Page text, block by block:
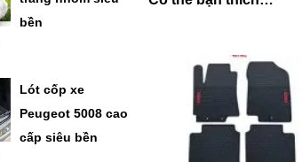
bền
Lót cốp xe
Peugeot 5008 cao
cấp siêu bền